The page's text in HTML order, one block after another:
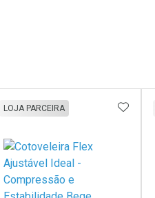
AOS FAVORITOS
LOJA PARCEIRA